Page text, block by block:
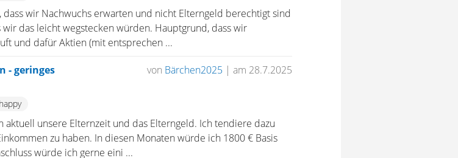
wir Nachwuchs erwarten und nicht Elterngeld berechtigt sind
das leicht wegstecken würden. Hauptgrund, dass wir
und dafür Aktien (mit entsprechen ...
- geringes
von Bärchen2025 | am 28.7.2025
unsere Elternzeit und das Elterngeld. Ich tendiere dazu
zu haben. In diesen Monaten würde ich 1800 € Basis
würde ich gerne eini ...